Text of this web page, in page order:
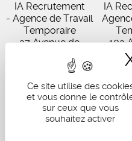
Ce site utilise des
et vous donne le
sur ceux que vous
souhaitez activer
IA Recrutement
- Agence de Travail
Temporaire
27 Avenue de
Artigues-près-
05 56 67 48 57
Offres d'emploi -
Recrutement -
IA
102
05